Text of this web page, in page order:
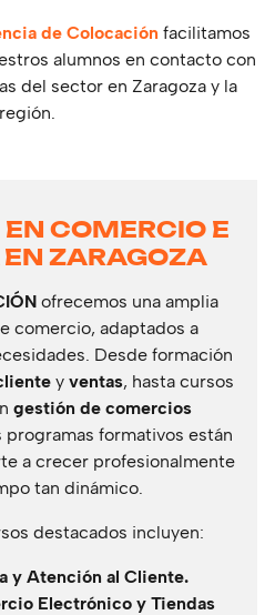
de Colocación facilitamos
alumnos en contacto con
del sector en Zaragoza y la
región.
COMERCIO E
ZARAGOZA
ofrecemos una amplia
comercio, adaptados a
Desde formación
y ventas, hasta cursos
gestión de comercios
programas formativos están
a crecer profesionalmente
tan dinámico.
destacados incluyen:
y Atención al Cliente.
Electrónico y Tiendas